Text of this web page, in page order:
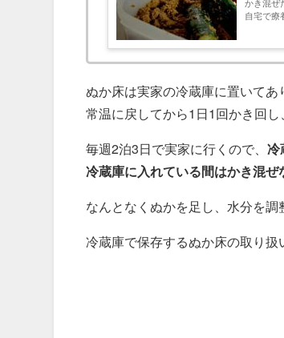
自宅で療
ぬか床は実家の冷蔵庫に置いてあ
常温に戻してから1日1回かき回し
毎週2泊3日で実家に行くので、冷
冷蔵庫に入れている間はかき混ぜ
なんとなくぬかを足し、水分を
冷蔵庫で保存するぬか床の取り扱